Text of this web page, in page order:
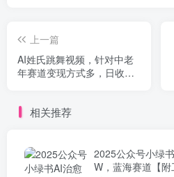
上一篇
AI姓氏跳舞视频，针对中老
年赛道变现方式多，日收益9
相关推荐
2025公众号小绿
W，蓝海赛道【附